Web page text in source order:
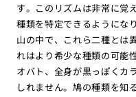
す。このリズムは非常に覚
種類を特定できるようにな
山の中で、これら二種とは
れはより希少な種類の可能
オバト、全身が黒っぽくカ
しれません。鳩の種類を知